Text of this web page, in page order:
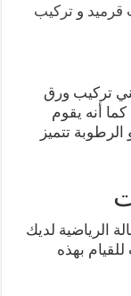
قرميد وتركيب
تركيب ورق
أنه يقوم
تتميز
الرياضية لديك
بهذه